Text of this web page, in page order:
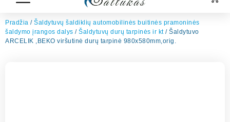
Pradžia / Šaldytuvų šaldiklių automobilinės buitinės pramoninės
šaldymo įrangos dalys / Šaldytuvų durų tarpinės ir kt/ Šaldytuvo
ARCELIK ,BEKO viršutinė durų tarpinė 980x580mm,orig.